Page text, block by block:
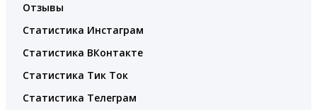
Отзывы
Статистика Инстаграм
Статистика ВКонтакте
Статистика Тик Ток
Статистика Телеграм